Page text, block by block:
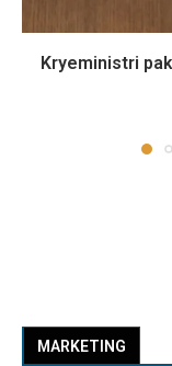
Kryeministri
MARKETING